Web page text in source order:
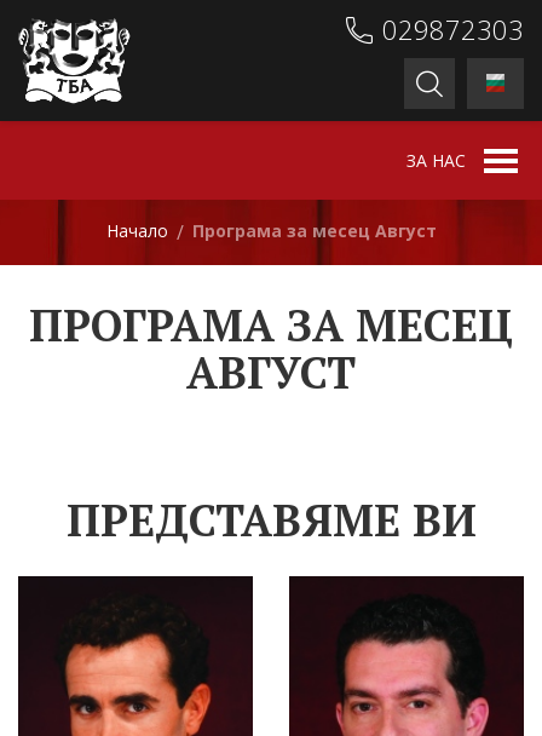
029872303
ЗА НАС
Начало / Програма за месец Август
ПРОГРАМА ЗА МЕСЕЦ
АВГУСТ
ПРЕДСТАВЯМЕ ВИ